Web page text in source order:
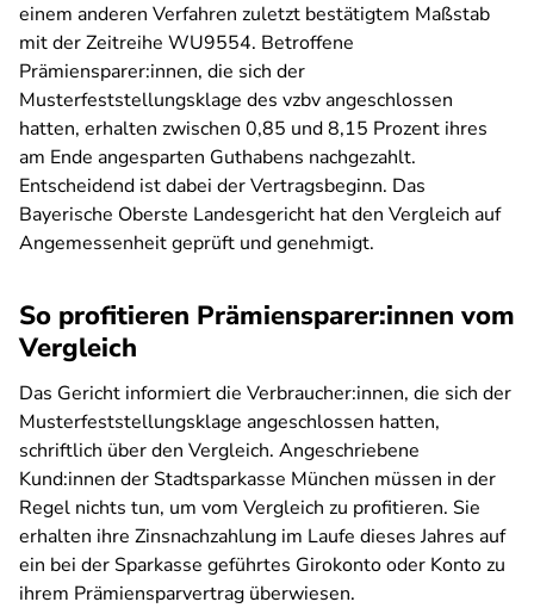
einem anderen Verfahren zuletzt bestätigtem Maßstab
mit der Zeitreihe WU9554. Betroffene
Prämiensparer:innen, die sich der
Musterfeststellungsklage des vzbv angeschlossen
hatten, erhalten zwischen 0,85 und 8,15 Prozent ihres
am Ende angesparten Guthabens nachgezahlt.
Entscheidend ist dabei der Vertragsbeginn. Das
Bayerische Oberste Landesgericht hat den Vergleich auf
Angemessenheit geprüft und genehmigt.
So profitieren Prämiensparer:innen vom
Vergleich
Das Gericht informiert die Verbraucher:innen, die sich der
Musterfeststellungsklage angeschlossen hatten,
schriftlich über den Vergleich. Angeschriebene
Kund:innen der Stadtsparkasse München müssen in der
Regel nichts tun, um vom Vergleich zu profitieren. Sie
erhalten ihre Zinsnachzahlung im Laufe dieses Jahres auf
ein bei der Sparkasse geführtes Girokonto oder Konto zu
ihrem Prämiensparvertrag überwiesen.